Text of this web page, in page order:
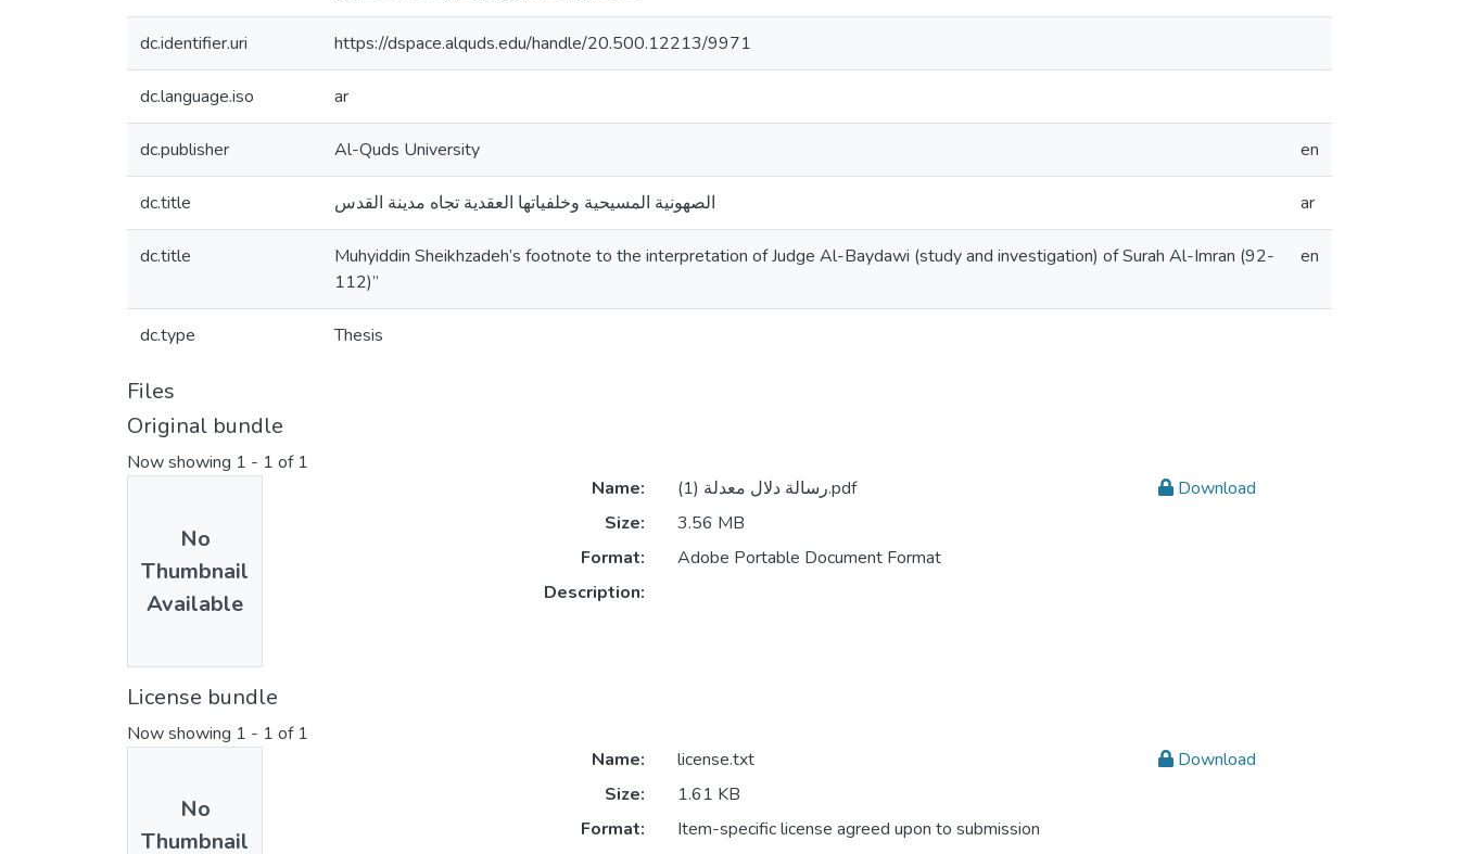
dc.identifier.uri https://dspace.alquds.edu/handle/20.500.12213/9971
dc.language.iso ar
dc.publisher Al-Quds University en
dc.title الصهونية المسيحية وخلفياتها العقدية تجاه مدينة القدس ar
dc.title
Muhyiddin Sheikhzadeh’s footnote to the interpretation of Judge Al-Baydawi (study and investigation) of Surah Al-Imran (92-
112)”
en
dc.type Thesis
Files
Original bundle
Now showing 1 - 1 of 1
No
Thumbnail
Available
Name:
رسالة دلال معدلة (1).pdf
Size:
3.56 MB
Format:
Adobe Portable Document Format
Description:
Download
License bundle
Now showing 1 - 1 of 1
No
Thumbnail
Name:
license.txt
Size:
1.61 KB
Format:
Item-specific license agreed upon to submission
Download